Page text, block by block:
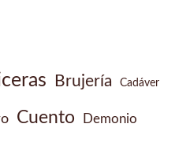
Brujería Cadáver
Cuento Demonio